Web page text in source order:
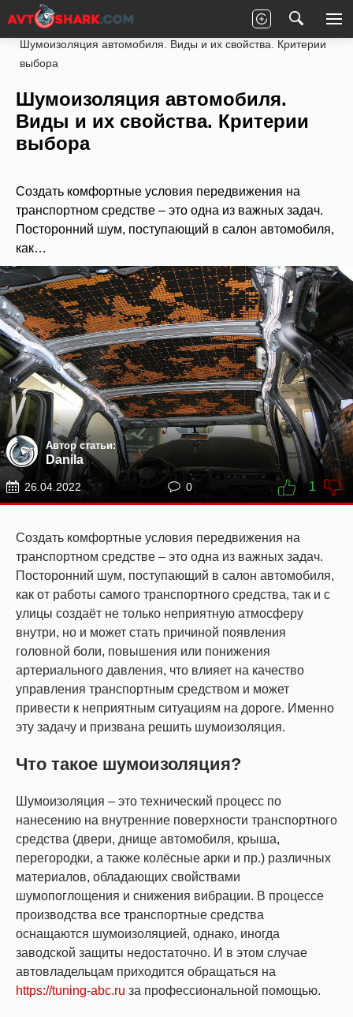
Главная Статьи
Новости партнеров
Шумоизоляция автомобиля. Виды и их свойства. Критерии
выбора
Шумоизоляция автомобиля.
Виды и их свойства. Критерии
выбора
Создать комфортные условия передвижения на
транспортном средстве – это одна из важных задач.
Посторонний шум, поступающий в салон автомобиля,
как…
Автор статьи:
Danila
26.04.2022 0 1
Создать комфортные условия передвижения на
транспортном средстве – это одна из важных задач.
Посторонний шум, поступающий в салон автомобиля,
как от работы самого транспортного средства, так и с
улицы создаёт не только неприятную атмосферу
внутри, но и может стать причиной появления
головной боли, повышения или понижения
артериального давления, что влияет на качество
управления транспортным средством и может
привести к неприятным ситуациям на дороге. Именно
эту задачу и призвана решить шумоизоляция.
Что такое шумоизоляция?
Шумоизоляция – это технический процесс по
нанесению на внутренние поверхности транспортного
средства (двери, днище автомобиля, крыша,
перегородки, а также колёсные арки и пр.) различных
материалов, обладающих свойствами
шумопоглощения и снижения вибрации. В процессе
производства все транспортные средства
оснащаются шумоизоляцией, однако, иногда
заводской защиты недостаточно. И в этом случае
автовладельцам приходится обращаться на
https://tuning-abc.ru за профессиональной помощью.